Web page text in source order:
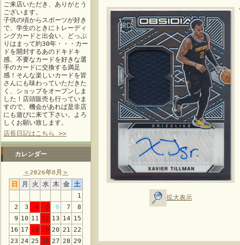
ご来店いただき、ありがとう
ございます。
子供の頃からスポーツが好き
で、学生のときにトレーディ
ングカードと出会い、どっぷ
りはまって約30年・・・カー
ドを開封するあのドキドキ
感、不要なカードを好きな選
手のカードに交換する満足
感！そんな楽しいカードを皆
さんにも味わっていただきた
く、ショップをオープンしま
した！店頭販売も行っていま
すので、機会があれば是非店
にも遊びに来て下さい。よろ
しくお願い致します。
店長日記はこちら >>
カレンダー
＜2026年8月 ＞
日
月 火 水 木 金 土
1
2
3 4 5 6 7
8
9 10 11 12 13 14 15
16 17 18 19 20 21 22
23 24 25 26 27 28 29
拡大表示